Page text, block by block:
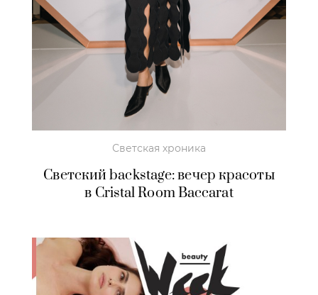
Светская хроника
Светский backstage: вечер красоты
в Cristal Room Baccarat